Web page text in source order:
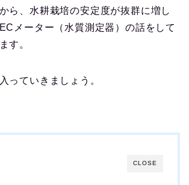
ら、水耕栽培の安定度が抜群に増し
メーター（水質測定器）の話をして
す。
っていきましょう。
CLOSE